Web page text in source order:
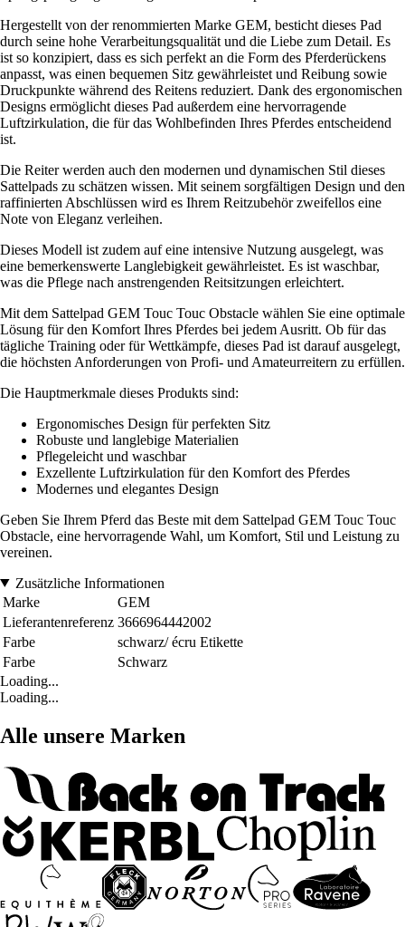
Hergestellt von der renommierten Marke GEM, besticht dieses Pad
durch seine hohe Verarbeitungsqualität und die Liebe zum Detail. Es
ist so konzipiert, dass es sich perfekt an die Form des Pferderückens
anpasst, was einen bequemen Sitz gewährleistet und Reibung sowie
Druckpunkte während des Reitens reduziert. Dank des ergonomischen
Designs ermöglicht dieses Pad außerdem eine hervorragende
Luftzirkulation, die für das Wohlbefinden Ihres Pferdes entscheidend
ist.
Die Reiter werden auch den modernen und dynamischen Stil dieses
Sattelpads zu schätzen wissen. Mit seinem sorgfältigen Design und den
raffinierten Abschlüssen wird es Ihrem Reitzubehör zweifellos eine
Note von Eleganz verleihen.
Dieses Modell ist zudem auf eine intensive Nutzung ausgelegt, was
eine bemerkenswerte Langlebigkeit gewährleistet. Es ist waschbar,
was die Pflege nach anstrengenden Reitsitzungen erleichtert.
Mit dem Sattelpad GEM Touc Touc Obstacle wählen Sie eine optimale
Lösung für den Komfort Ihres Pferdes bei jedem Ausritt. Ob für das
tägliche Training oder für Wettkämpfe, dieses Pad ist darauf ausgelegt,
die höchsten Anforderungen von Profi- und Amateurreitern zu erfüllen.
Die Hauptmerkmale dieses Produkts sind:
Ergonomisches Design für perfekten Sitz
Robuste und langlebige Materialien
Pflegeleicht und waschbar
Exzellente Luftzirkulation für den Komfort des Pferdes
Modernes und elegantes Design
Geben Sie Ihrem Pferd das Beste mit dem Sattelpad GEM Touc Touc
Obstacle, eine hervorragende Wahl, um Komfort, Stil und Leistung zu
vereinen.
Zusätzliche Informationen
Marke
GEM
Lieferantenreferenz 3666964442002
Farbe
schwarz/ écru Etikette
Farbe
Schwarz
Loading...
Loading...
Alle unsere Marken